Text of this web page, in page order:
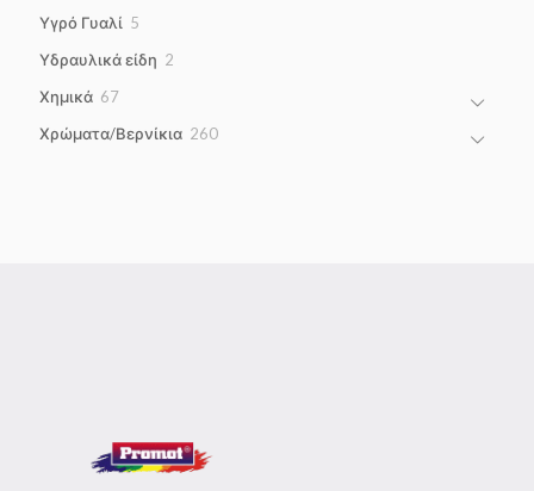
Υγρό Γυαλί 5
Υδραυλικά είδη 2
Χημικά 6767
Χρώματα/Βερνίκια 260260